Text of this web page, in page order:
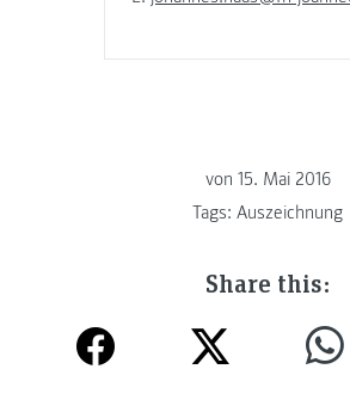
von 15. Mai 2016
Tags: Auszeichnung
Share this: